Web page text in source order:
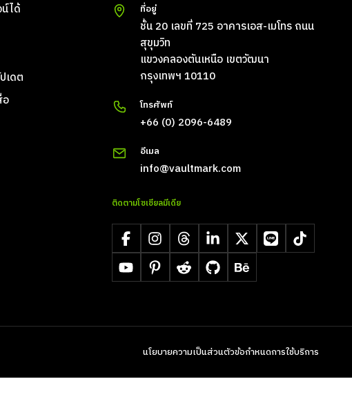
ได้
เดต
อ
ที่อยู่
ชั้น 20 เลขที่ 725 อาคารเอส-เมโทร ถนน
สุขุมวิท
แขวงคลองตันเหนือ เขตวัฒนา
กรุงเทพฯ 10110
โทรศัพท์
+66 (0) 2096-6489
อีเมล
info@vaultmark.com
ติดตามโซเชียลมีเดีย
FacebookInstagram
ThreadsLinkedIn
X LINETikTok
YouTubePinterest
RedditGitHubBehance
นโยบายความเป็นส่วนตัวข้อกำหนดการใช้บริการ